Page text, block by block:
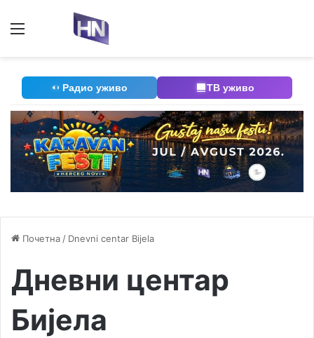
Радио уживо ТВ уживо
Почетна / Dnevni centar Bijela
Дневни центар
Бијела